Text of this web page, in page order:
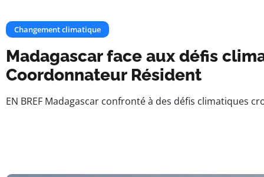
Changement climatique
Madagascar face aux défis
Coordonnateur Résident
EN BREF Madagascar confronté à des défis climatiques